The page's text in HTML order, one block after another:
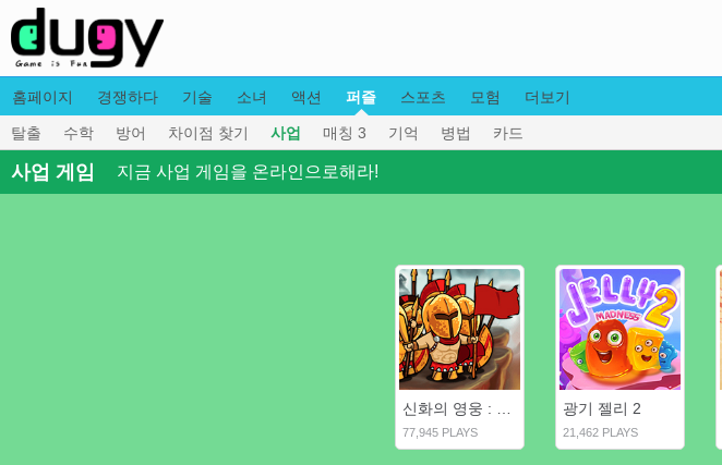
홈페이지 경쟁하다 기술 소녀 액션 퍼즐 스포츠 모험 더보기
탈출 수학 방어 차이점 찾기 사업 매칭 3 기억 병법 카드
사업 게임 지금 사업 게임을 온라인으로해라!
77,945 PLAYS
광기 젤리 2
21,462 PLAYS